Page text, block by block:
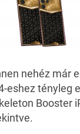
nehéz már
eshez tényleg
Booster